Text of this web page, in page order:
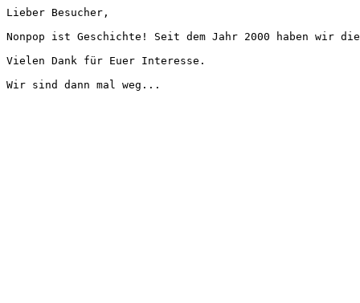
Lieber Besucher,
Nonpop ist Geschichte! Seit dem Jahr 2000 haben wir
Vielen Dank für Euer Interesse.
Wir sind dann mal weg...